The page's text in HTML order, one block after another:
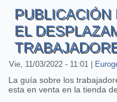
PUBLICACIÓN
EL
Vie, 11/03/2022 - 11:01
La guía sobre los
esta en venta en la tienda